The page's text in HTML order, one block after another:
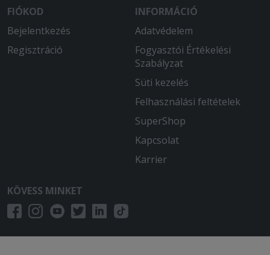
FIÓKOD
Bejelentkezés
Regisztráció
INFORMÁCIÓ
Adatvédelem
Fogyasztói Értékelési
Szabályzat
Süti kezelés
Felhasználási feltételek
SuperShop
Kapcsolat
Karrier
KÖVESS MINKET